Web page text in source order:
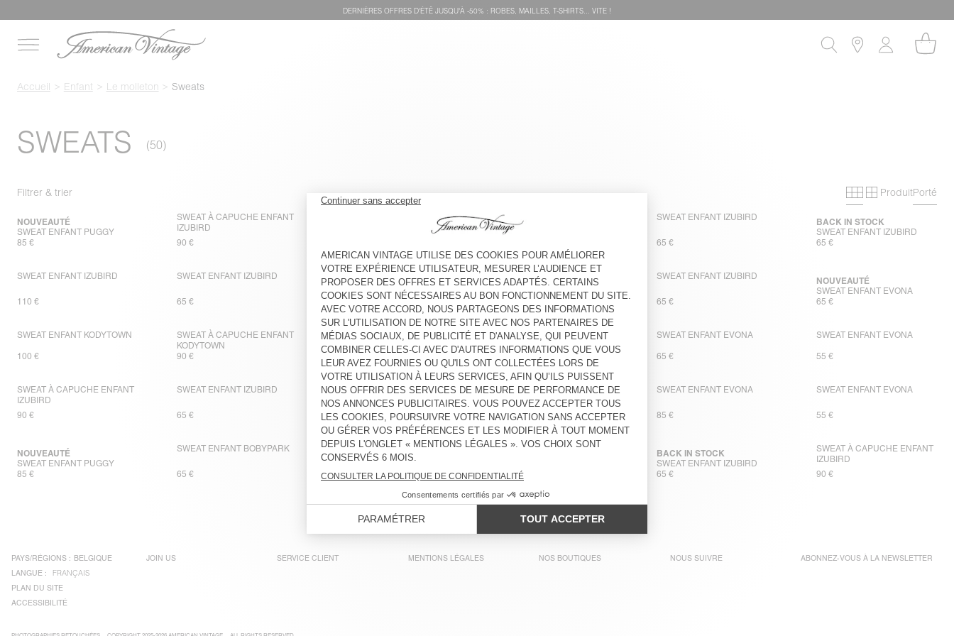
DERNIÈRES OFFRES D'ÉTÊ JUSQU'À -50% : ROBES, MAILLES, T-SHIRTS... VITE !
Accueil Enfant Le molleton Sweats
SWEATS
Filtrer & trier Grille primaire
Grille
ProduitPorté
SWEAT ENFANT PUGGY
NOUVEAUTÉ
85 €
SWEAT À CAPUCHE ENFANT
IZUBIRD
90 €
SWEAT À CAPUCHE ENFANT
IZUBIRD
SWEAT ENFANT IZUBIRD
65 €
SWEAT ENFANT IZUBIRD
BACK IN STOCK
65 €
SWEAT ENFANT IZUBIRD
110 €
SWEAT ENFANT IZUBIRD
65 €
SWEAT ENFANT IZUBIRD
BACK IN STOCK
65 €
SWEAT ENFANT IZUBIRD
BACK IN STOCK
65 €
SWEAT ENFANT IZUBIRD
65 €
SWEAT ENFANT EVONA
NOUVEAUTÉ
65 €
SWEAT ENFANT KODYTOWN
100 €
SWEAT À CAPUCHE ENFANT
KODYTOWN
90 €
SWEAT ENFANT KODYTOWN
SWEAT À CAPUCHE ENFANT
EVONA
SWEAT ENFANT EVONA
65 €
SWEAT ENFANT EVONA
55 €
SWEAT À CAPUCHE ENFANT
IZUBIRD
90 €
SWEAT ENFANT IZUBIRD
65 €
SWEAT ENFANT IZUBIRD
110 €
SWEAT ENFANT IZUBIRD
BACK IN STOCK
65 €
SWEAT ENFANT EVONA
85 €
SWEAT ENFANT EVONA
55 €
SWEAT ENFANT PUGGY
NOUVEAUTÉ
85 €
SWEAT ENFANT BOBYPARK
65 €
SWEAT ENFANT IZUBIRD
BACK IN STOCK
65 €
SWEAT ENFANT FUXOW
65 €
SWEAT ENFANT IZUBIRD
BACK IN STOCK
65 €
SWEAT À CAPUCHE ENFANT
IZUBIRD
90 €
PAYS/RÉGIONS : BELGIQUE
LANGUE :
FRANÇAIS
PLAN DU SITE
ACCESSIBILITÉ
JOIN US SERVICE CLIENT MENTIONS LÉGALES NOS BOUTIQUES NOUS SUIVRE ABONNEZ-VOUS À LA NEWSLETTER